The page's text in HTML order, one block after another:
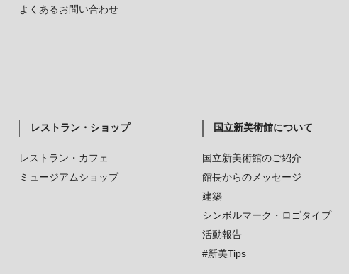
よくあるお問い合わせ
レストラン・ショップ
レストラン・カフェ
ミュージアムショップ
国立新美術館について
国立新美術館のご紹介
館長からのメッセージ
建築
シンボルマーク・ロゴタイプ
活動報告
#新美Tips